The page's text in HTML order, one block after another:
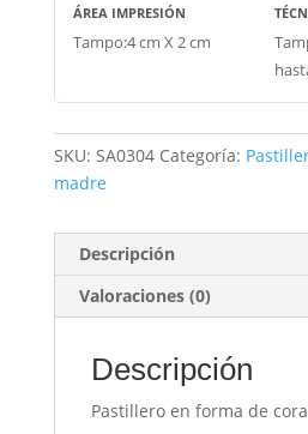
ÁREA IMPRESIÓN
Tampo:4 cm X 2 cm
SKU: SA0304 Categoría:
madre
Descripción
Valoraciones (0)
Descripción
Pastillero en forma de